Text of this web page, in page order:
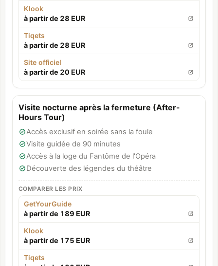
Klook
à partir de 28 EUR
Tiqets
à partir de 28 EUR
Site officiel
à partir de 20 EUR
Visite nocturne après la fermeture (After-
Hours Tour)
Accès exclusif en soirée sans la foule
Visite guidée de 90 minutes
Accès à la loge du Fantôme de l'Opéra
Découverte des légendes du théâtre
COMPARER LES PRIX
GetYourGuide
à partir de 189 EUR
Klook
à partir de 175 EUR
Tiqets